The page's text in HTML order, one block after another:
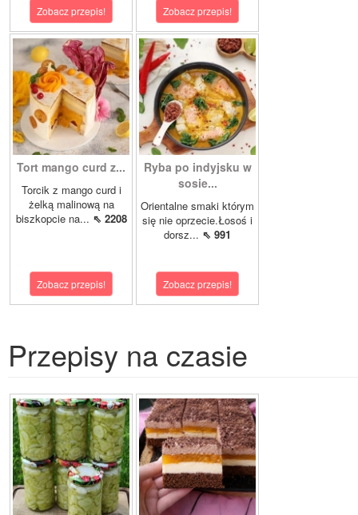
Zobacz przepis! Zobacz przepis!
Tort mango curd z...
Torcik z mango curd i
żelką malinową na
biszkopcie na... ⇖ 2208
Zobacz przepis!
Ryba po indyjsku w
sosie...
Orientalne smaki którym
się nie oprzecie.Łosoś i
dorsz... ⇖ 991
Zobacz przepis!
Przepisy na czasie